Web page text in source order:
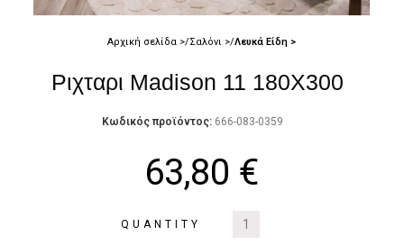
Αρχική σελίδα Σαλόνι Λευκά Είδη
Ριχταρι Madison 11 180X300
Κωδικός προϊόντος: 666-083-0359
63,80 €
QUANTITY